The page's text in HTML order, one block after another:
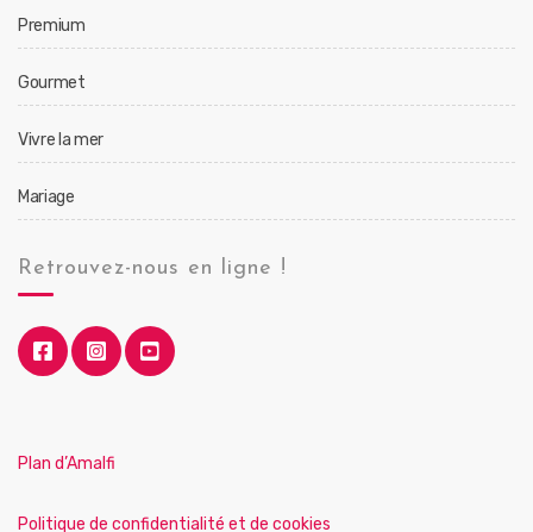
Premium
Gourmet
Vivre la mer
Mariage
Retrouvez-nous en ligne !
Plan d’Amalfi
Politique de confidentialité et de cookies